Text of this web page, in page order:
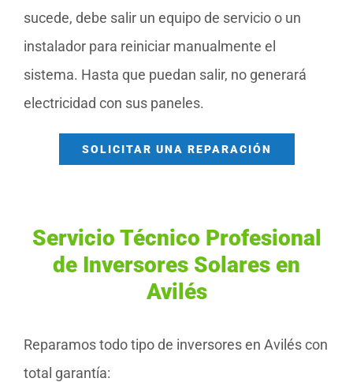
sucede, debe salir un equipo de servicio o un
instalador para reiniciar manualmente el
sistema. Hasta que puedan salir, no generará
electricidad con sus paneles.
SOLICITAR UNA REPARACIÓN
Servicio Técnico Profesional
de Inversores Solares en
Avilés
Reparamos todo tipo de inversores en Avilés con
total garantía: